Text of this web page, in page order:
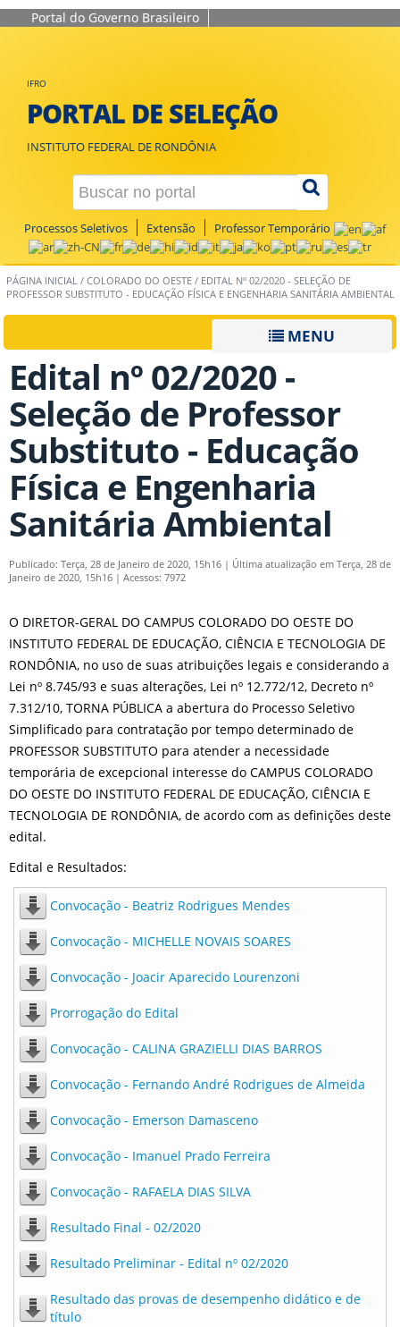
Portal do Governo Brasileiro
IFRO
PORTAL DE SELEÇÃO
INSTITUTO FEDERAL DE RONDÔNIA
Processos Seletivos Extensão Professor Temporário
PÁGINA INICIAL / COLORADO DO OESTE / EDITAL Nº 02/2020 - SELEÇÃO DE
PROFESSOR SUBSTITUTO - EDUCAÇÃO FÍSICA E ENGENHARIA SANITÁRIA AMBIENTAL
MENU
Edital nº 02/2020 -
Seleção de Professor
Substituto - Educação
Física e Engenharia
Sanitária Ambiental
Publicado: Terça, 28 de Janeiro de 2020, 15h16 | Última atualização em Terça, 28 de
Janeiro de 2020, 15h16 | Acessos: 7972
O DIRETOR-GERAL DO CAMPUS COLORADO DO OESTE DO
INSTITUTO FEDERAL DE EDUCAÇÃO, CIÊNCIA E TECNOLOGIA DE
RONDÔNIA, no uso de suas atribuições legais e considerando a
Lei nº 8.745/93 e suas alterações, Lei nº 12.772/12, Decreto nº
7.312/10, TORNA PÚBLICA a abertura do Processo Seletivo
Simplificado para contratação por tempo determinado de
PROFESSOR SUBSTITUTO para atender a necessidade
temporária de excepcional interesse do CAMPUS COLORADO
DO OESTE DO INSTITUTO FEDERAL DE EDUCAÇÃO, CIÊNCIA E
TECNOLOGIA DE RONDÔNIA, de acordo com as definições deste
edital.
Edital e Resultados:
Convocação - Beatriz Rodrigues Mendes
Convocação - MICHELLE NOVAIS SOARES
Convocação - Joacir Aparecido Lourenzoni
Prorrogação do Edital
Convocação - CALINA GRAZIELLI DIAS BARROS
Convocação - Fernando André Rodrigues de Almeida
Convocação - Emerson Damasceno
Convocação - Imanuel Prado Ferreira
Convocação - RAFAELA DIAS SILVA
Resultado Final - 02/2020
Resultado Preliminar - Edital nº 02/2020
Resultado das provas de desempenho didático e de
título